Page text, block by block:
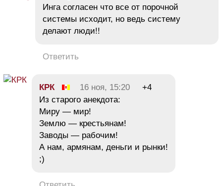
Инга согласен что все от порочной
системы исходит, но ведь систему
делают люди!!
Ответить
КРК 16 ноя, 15:20
+4
Из старого анекдота:
Миру — мир!
Землю — крестьянам!
Заводы — рабочим!
А нам, армянам, деньги и рынки!
;)